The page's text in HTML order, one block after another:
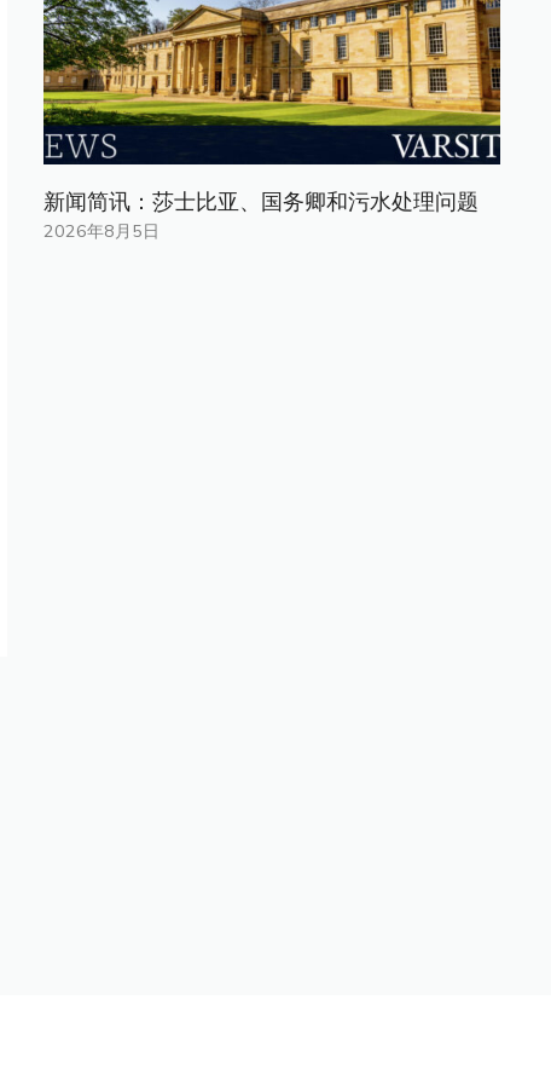
新闻简讯：莎士比亚、国务卿和污水处理问题
2026年8月5日